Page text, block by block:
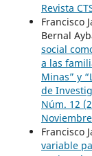
Revista
Francisco
Bernal
social
a las
Minas” y
de
Núm. 12
Francisco
variable